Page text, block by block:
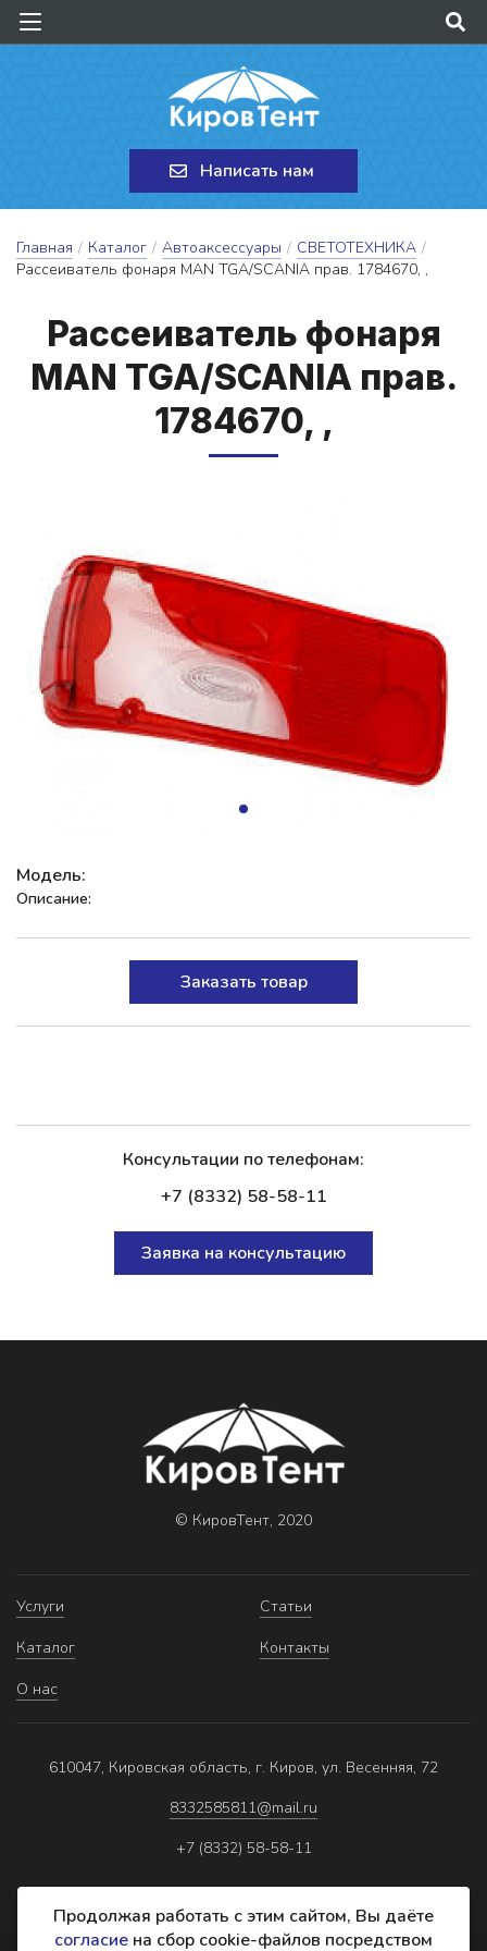
Написать нам
Главная / Каталог / Автоаксессуары / СВЕТОТЕХНИКА /
Рассеиватель фонаря MAN TGA/SCANIA прав. 1784670, ,
Рас­се­и­ва­тель фо­на­ря
MAN TGA/SCANIA прав.
1784670, ,
Модель:
Описание:
Заказать товар
Консультации по телефонам:
+7 (8332) 58-58-11
Заявка на консультацию
© КировТент, 2020
Услуги
Каталог
О нас
Статьи
Контакты
610047, Кировская область, г. Киров, ул. Весенняя, 72
8332585811@mail.ru
+7 (8332) 58-58-11
Продолжая работать с этим сайтом, Вы даёте
согласие на сбор cookie-файлов посредством